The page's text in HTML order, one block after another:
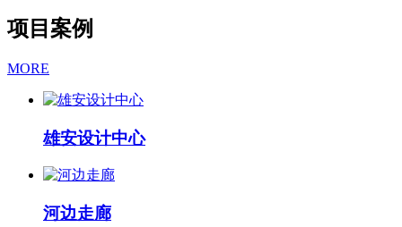
项目案例
MORE
雄安设计中心
河边走廊